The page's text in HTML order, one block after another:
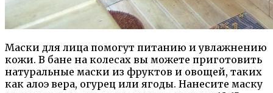
Маски для лица помогут питанию и увлажнению
кожи. В бане на колесах вы можете приготовить
натуральные маски из фруктов и овощей, таких
как алоэ вера, огурец или ягоды. Нанесите маску